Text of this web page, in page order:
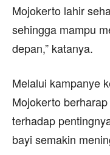
Mojokerto lahir
sehingga mampu
depan,” katanya.
Melalui kampanye
Mojokerto
terhadap
bayi semakin